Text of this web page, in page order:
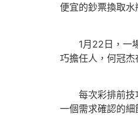
便宜的鈔票換取
1月22日，一場
巧擔任人，何冠杰
每次彩排前技巧
一個需求確認的細